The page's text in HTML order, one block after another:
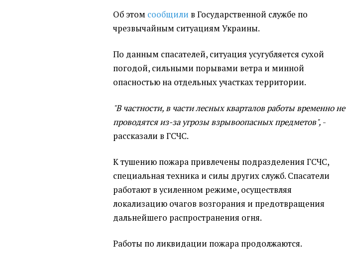
Об этом сообщили в Государственной службе по
чрезвычайным ситуациям Украины.
По данным спасателей, ситуация усугубляется сухой
погодой, сильными порывами ветра и минной
опасностью на отдельных участках территории.
"В частности, в части лесных кварталов работы временно не
проводятся из-за угрозы взрывоопасных предметов", -
рассказали в ГСЧС.
К тушению пожара привлечены подразделения ГСЧС,
специальная техника и силы других служб. Спасатели
работают в усиленном режиме, осуществляя
локализацию очагов возгорания и предотвращения
дальнейшего распространения огня.
Работы по ликвидации пожара продолжаются.